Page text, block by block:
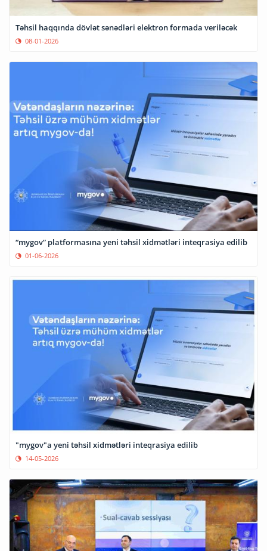
Təhsil haqqında dövlət sənədləri elektron formada veriləcək
08-01-2026
“mygov” platformasına yeni təhsil xidmətləri inteqrasiya edilib
01-06-2026
"mygov"a yeni təhsil xidmətləri inteqrasiya edilib
14-05-2026